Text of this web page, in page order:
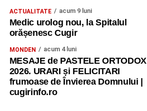
ACTUALITATE acum 9 luni
Medic urolog nou, la Spitalul
orășenesc Cugir
MONDEN acum 4 luni
MESAJE de PASTELE ORTODOX
2026. URARI și FELICITARI
frumoase de Învierea Domnului |
cugirinfo.ro